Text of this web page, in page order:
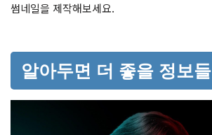
썸네일을 제작해보세요.
알아두면 더 좋을 정보들